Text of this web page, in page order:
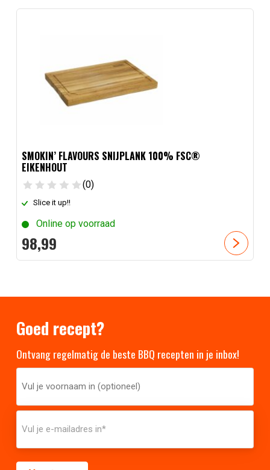
SMOKIN’ FLAVOURS SNIJPLANK 100% FSC®
EIKENHOUT
(0)
Slice it up!!
Online op voorraad
98,99
Goed recept?
Ontvang regelmatig de beste BBQ recepten in je inbox!